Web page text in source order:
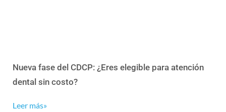
Nueva fase del CDCP: ¿Eres elegible para atención
dental sin costo?
Leer más»